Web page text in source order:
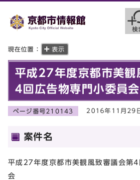
現在位置： 表示
平成27年度京都市美観
4回広告物専門小委員会
ページ番号210143 2016年11月29
案件名
平成27年度京都市美観風致審議会第4
会